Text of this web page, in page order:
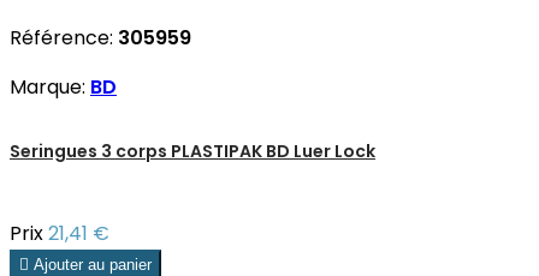
Référence: 305959
Marque: BD
Seringues 3 corps PLASTIPAK BD Luer Lock
Prix21,41 €
 Ajouter au panier